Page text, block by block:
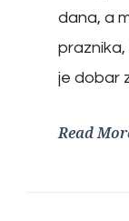
dana, a
je dobar
Read